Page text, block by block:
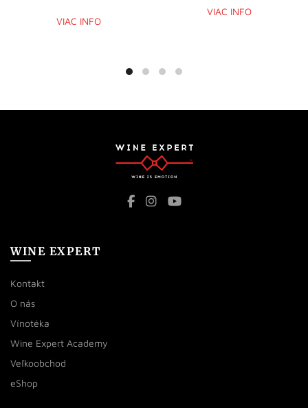
VIAC INFO
VIAC INFO
WINE EXPERT
Kontakt
O nás
Vínotéka
Wine Expert Academy
Veľkoobchod
eShop